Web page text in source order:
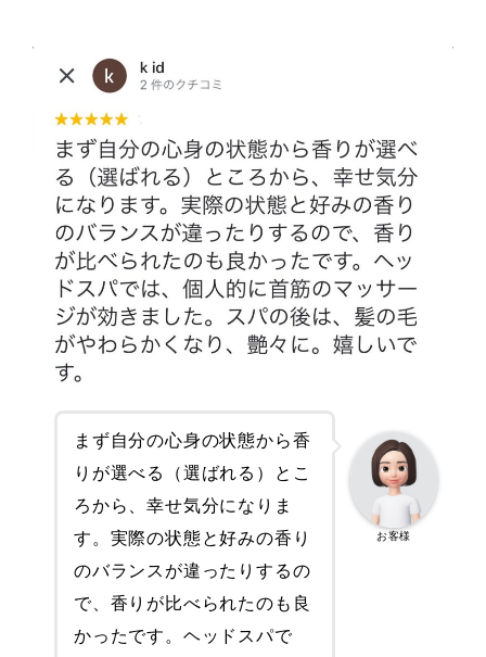
まず自分の心身の状態から香
りが選べる（選ばれる）とこ
ろから、幸せ気分になりま
す。実際の状態と好みの香り
のバランスが違ったりするの
で、香りが比べられたのも良
かったです。ヘッドスパで
お客様